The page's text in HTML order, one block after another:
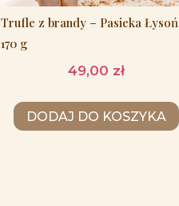
Trufle z brandy – Pasieka Łysoń
170 g
49,00 zł
DODAJ DO KOSZYKA